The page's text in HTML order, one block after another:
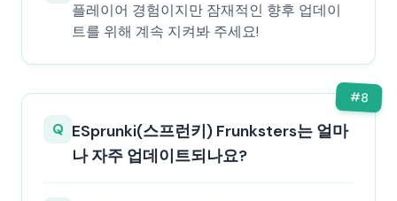
플레이어 경험이지만 잠재적인 향후 업데이
트를 위해 계속 지켜봐 주세요!
#8
Q ESprunki(스프런키) Frunksters는 얼마
나 자주 업데이트되나요?